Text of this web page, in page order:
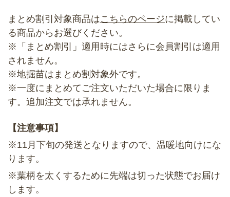
まとめ割引対象商品はこちらのページに掲載してい
る商品からお選びください。
※「まとめ割引」適用時にはさらに会員割引は適用
されません。
※地掘苗はまとめ割対象外です。
※一度にまとめてご注文いただいた場合に限りま
す。追加注文では承れません。
【注意事項】
※11月下旬の発送となりますので、温暖地向けにな
ります。
※葉柄を太くするために先端は切った状態でお届け
します。